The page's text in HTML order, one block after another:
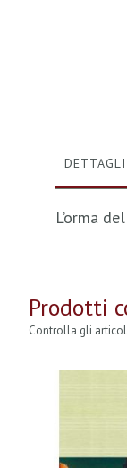
immagini
DETTAGLI
L’orma
Prodotti
Controlla gli